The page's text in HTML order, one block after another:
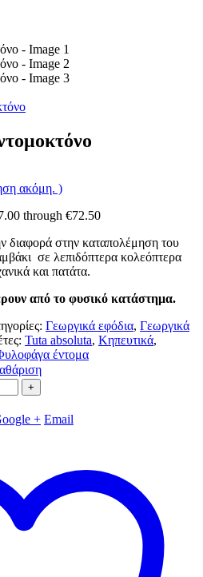
ακόμη. )
through €72.50
διαφορά στην καταπολέμηση του
σε λεπιδόπτερα κολεόπτερα
και πατάτα.
από το φυσικό κατάστημα.
Γεωργικά εφόδια, Γεωργικά
Tuta absoluta, Κηπευτικά,
έντομα
+
+ Email